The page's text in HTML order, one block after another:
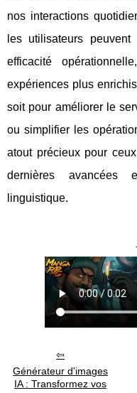
nos interactions
les utilisateurs
efficacité
expériences plus
soit pour améliorer le
ou simplifier les
atout précieux pour
dernières avancées
linguistique.
Générateur d'images
IA : Transformez vos